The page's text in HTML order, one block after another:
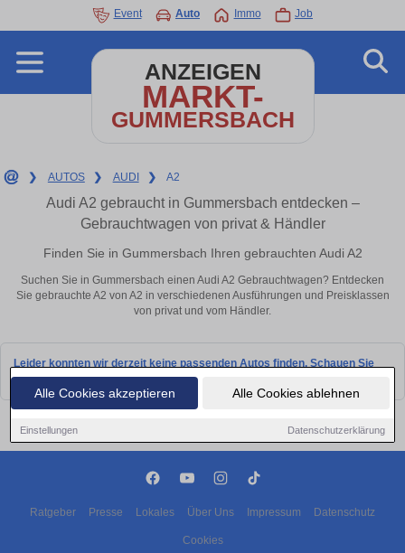
Alle Cookies akzeptieren Alle Cookies ablehnen
Einstellungen Datenschutzerklärung
Event Auto Immo Job
ANZEIGEN
MARKT-
GUMMERSBACH
❯ AUTOS ❯ AUDI ❯ A2
Audi A2 gebraucht in Gummersbach entdecken –
Gebrauchtwagen von privat & Händler
Finden Sie in Gummersbach Ihren gebrauchten Audi A2
Suchen Sie in Gummersbach einen Audi A2 Gebrauchtwagen? Entdecken
Sie gebrauchte A2 von A2 in verschiedenen Ausführungen und Preisklassen
von privat und vom Händler.
Leider konnten wir derzeit keine passenden Autos finden. Schauen Sie
bald wieder vorbei!
Ratgeber Presse Lokales Über Uns Impressum Datenschutz
Cookies